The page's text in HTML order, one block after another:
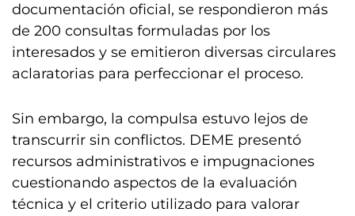
documentación oficial, se respondieron más
de 200 consultas formuladas por los
interesados y se emitieron diversas circulares
aclaratorias para perfeccionar el proceso.
Sin embargo, la compulsa estuvo lejos de
transcurrir sin conflictos. DEME presentó
recursos administrativos e impugnaciones
cuestionando aspectos de la evaluación
técnica y el criterio utilizado para valorar